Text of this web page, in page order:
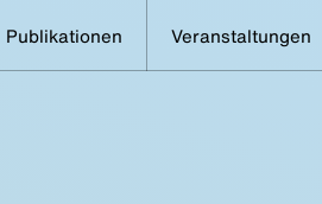
Publikationen Veranstaltungen